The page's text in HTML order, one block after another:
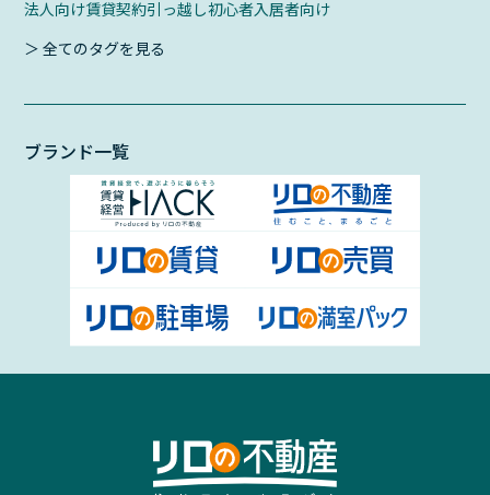
法人向け賃貸契約引っ越し初心者入居者向け
＞ 全てのタグを見る
ブランド一覧